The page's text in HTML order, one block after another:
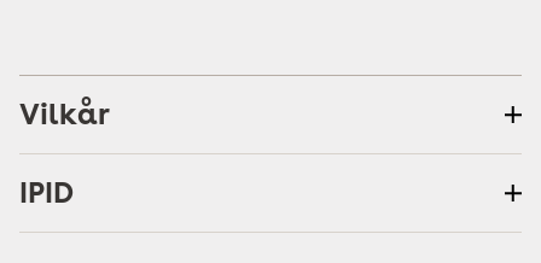
Vilkår
IPID